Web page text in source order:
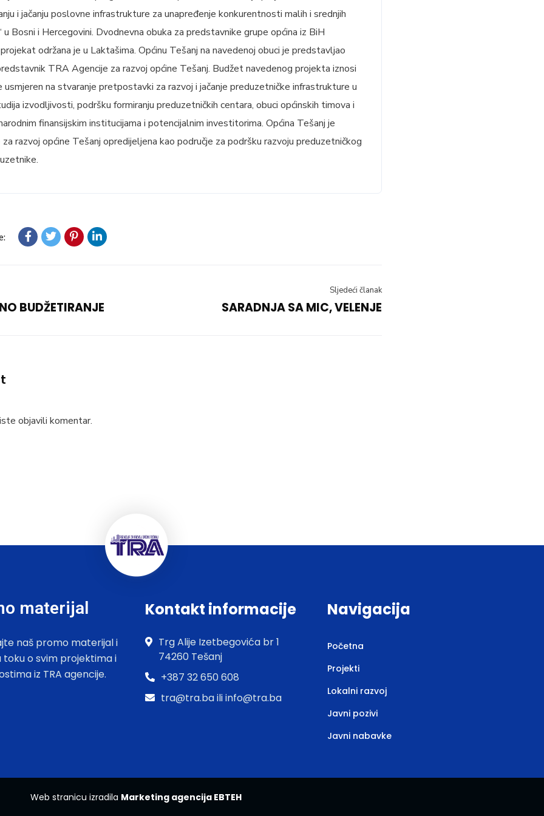
i jačanju poslovne infrastrukture za unapređenje konkurentnosti malih i srednjih
u Bosni i Hercegovini. Dvodnevna obuka za predstavnike grupe općina iz BiH
održana je u Laktašima. Općinu Tešanj na navedenoj obuci je predstavljao
TRA Agencije za razvoj općine Tešanj. Budžet navedenog projekta iznosi
usmjeren na stvaranje pretpostavki za razvoj i jačanje preduzetničke infrastrukture u
izvodljivosti, podršku formiranju preduzetničkih centara, obuci općinskih timova i
finansijskim institucijama i potencijalnim investitorima. Općina Tešanj je
razvoj općine Tešanj opredijeljena kao područje za podršku razvoju preduzetničkog
BUDŽETIRANJE
Sljedeći članak
SARADNJA SA MIC, VELENJE
objavili komentar.
materijal
naš promo materijal i
toku o svim projektima i
iz TRA agencije.
Kontakt informacije
Trg Alije Izetbegovića br 1
74260 Tešanj
+387 32 650 608
tra@tra.ba ili info@tra.ba
Navigacija
Početna
Projekti
Lokalni razvoj
Javni pozivi
Javni nabavke
Web stranicu izradila Marketing agencija EBTEH